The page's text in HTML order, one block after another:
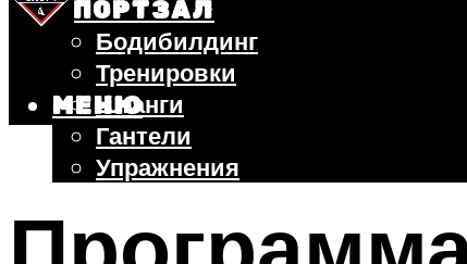
СПОРТЗАЛ
Бодибилдинг
Тренировки
Штанги
Гантели
Упражнения
БЕГ
МЕНЮ